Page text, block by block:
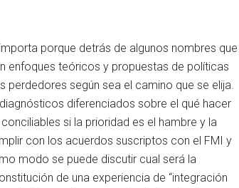
porque detrás de algunos nombres que
enfoques teóricos y propuestas de políticas
según sea el camino que se elija.
diferenciados sobre el qué hacer
si la prioridad es el hambre y la
con los acuerdos suscriptos con el FMI y
modo se puede discutir cual será la
de una experiencia de “integración